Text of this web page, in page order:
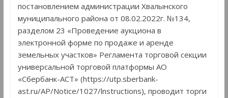
постановлением администрации Хвалынского
муниципального района от 08.02.2022г. №134,
разделом 23 «Проведение аукциона в
электронной форме по продаже и аренде
земельных участков» Регламента торговой секции
универсальной торговой платформы АО
«Сбербанк-АСТ» (https://utp.sberbank-
ast.ru/AP/Notice/1027/lnstructions), проводит торги